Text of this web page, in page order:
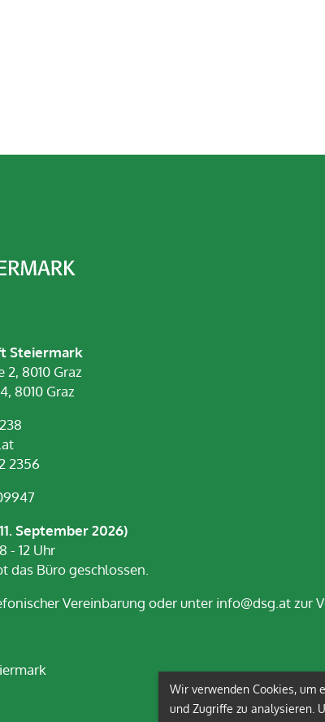
Steiermark
8010 Graz
8010 Graz
2356
September 2026)
- 12 Uhr
das Büro geschlossen.
Vereinbarung oder unter info@dsg.at zur
Wir verwenden Cookies, um
und Zugriffe zu analysieren.